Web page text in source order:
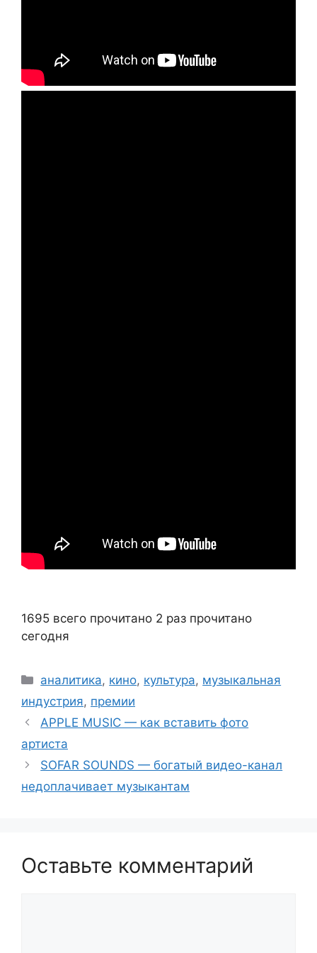
1695 всего прочитано 2 раз прочитано
сегодня
Рубрики
аналитика, кино, культура, музыкальная
индустрия, премии
APPLE MUSIC — как вставить фото
артиста
SOFAR SOUNDS — богатый видео-канал
недоплачивает музыкантам
Оставьте комментарий